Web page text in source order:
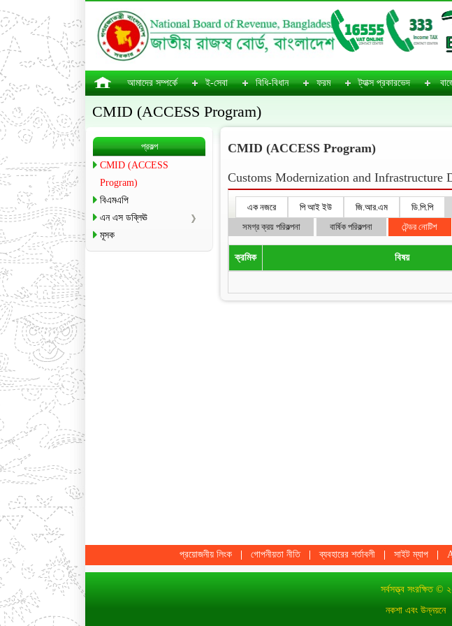
আমাদের সম্পর্কে ই-সেবা বিধি-বিধান ফরম ট্যাক্স প্রকারভেদ
CMID (ACCESS Program)
প্রকল্প
CMID (ACCESS
Program)
বিএমএপি
এন এস ডব্লিঊ
মূসক
CMID (ACCESS Program)
Customs Modernization and Infrastructure
এক নজরে পি আই ইউ জি.আর.এম ডি.পি.পি
সমগ্র ক্রয় পরিকল্পনা
বার্ষিক পরিকল্পনা টেন্ডর নোটিশ
ক্রমিক বিষয়
প্রয়োজনীয় লিংক গোপনীয়তা নীতি ব্যবহারের শর্তাবলী সাইট ম্যাপ
সর্বসত্ত্ব সংরক্ষিত
নকশা এবং উন্নয়নে